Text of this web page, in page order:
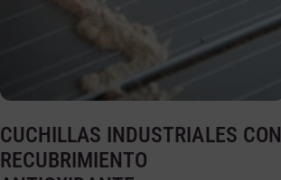
CUCHILLAS INDUSTRIALES CON
RECUBRIMIENTO